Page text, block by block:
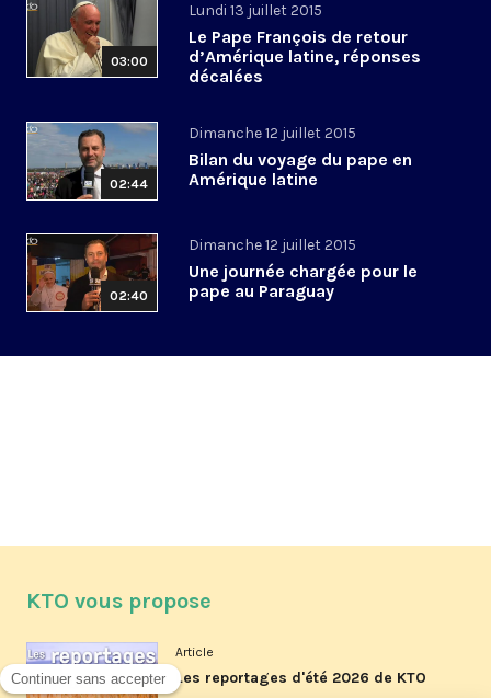
03:00
Lundi 13 juillet 2015
Le Pape François de retour
d’Amérique latine, réponses
décalées
02:44
Dimanche 12 juillet 2015
Bilan du voyage du pape en
Amérique latine
02:40
Dimanche 12 juillet 2015
Une journée chargée pour le
pape au Paraguay
KTO vous propose
Article
Les reportages d'été 2026 de KTO